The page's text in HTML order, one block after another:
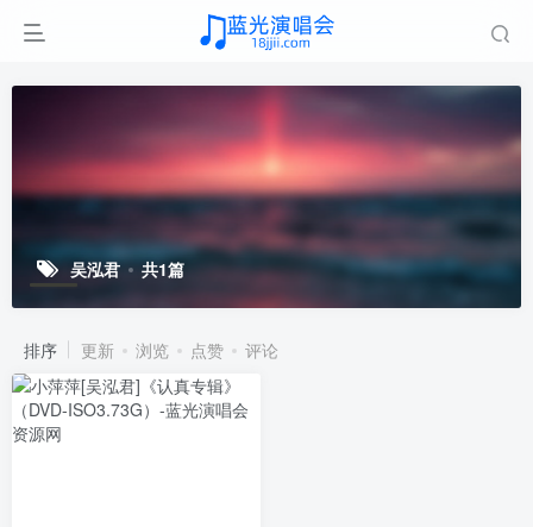
吴泓君 共1篇
排序 更新 浏览 点赞 评论